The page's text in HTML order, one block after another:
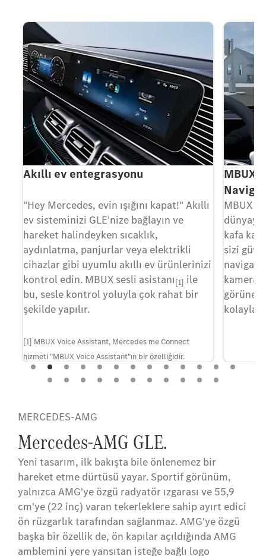
Akıllı ev entegrasyonu
"Hey Mercedes, evin ışığını kapat!" Akıllı
ev sisteminizi GLE'nize bağlayın ve
hareket halindeyken sıcaklık,
aydınlatma, panjurlar veya elektrikli
cihazlar gibi uyumlu akıllı ev ürünlerinizi
kontrol edin. MBUX sesli asistanı[1] ile
bu, sesle kontrol yoluyla çok rahat bir
şekilde yapılır.
[1] MBUX Voice Assistant, Mercedes me Connect
hizmeti "MBUX Voice Assistant"ın bir özelliğidir.
Mercedes me connect hizmetlerini kullanmak için bir
Mercedes me kimliği oluşturmanız ve Mercedes me
gerekir. Gösterilen hizmetler ve bunların
üretim yılına, seçilen isteğe bağlı donanıma ve ülkeye
bağlıdır.
MBUX
MBUX
kafa
sizi
MERCEDES-AMG
Mercedes-AMG GLE.
Yeni tasarım, ilk bakışta bile önlenemez bir
hareket etme dürtüsü yayar. Sportif görünüm,
yalnızca AMG'ye özgü radyatör ızgarası ve 55,9
cm'ye (22 inç) varan tekerleklere sahip ayırt edici
ön rüzgarlık tarafından sağlanmaz. AMG'ye özgü
başka bir özellik de, ön kapılar açıldığında AMG
amblemini yere yansıtan isteğe bağlı logo